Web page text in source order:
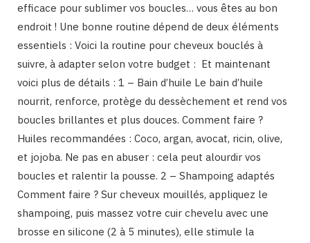
efficace pour sublimer vos boucles… vous êtes au bon
endroit ! Une bonne routine dépend de deux éléments
essentiels : Voici la routine pour cheveux bouclés à
suivre, à adapter selon votre budget : Et maintenant
voici plus de détails : 1 – Bain d’huile Le bain d’huile
nourrit, renforce, protège du dessèchement et rend vos
boucles brillantes et plus douces. Comment faire ?
Huiles recommandées : Coco, argan, avocat, ricin, olive,
et jojoba. Ne pas en abuser : cela peut alourdir vos
boucles et ralentir la pousse. 2 – Shampoing adaptés
Comment faire ? Sur cheveux mouillés, appliquez le
shampoing, puis massez votre cuir chevelu avec une
brosse en silicone (2 à 5 minutes), elle stimule la